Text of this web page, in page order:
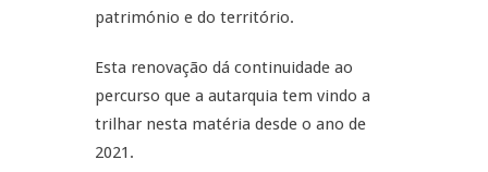
património e do território.
Esta renovação dá continuidade ao
percurso que a autarquia tem vindo a
trilhar nesta matéria desde o ano de
2021.